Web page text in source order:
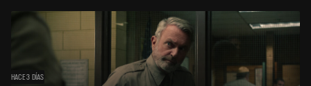
HACE 3 DÍAS